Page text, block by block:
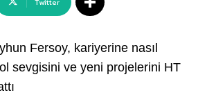
Fersoy, kariyerine nasıl
sevgisini ve yeni projelerini HT